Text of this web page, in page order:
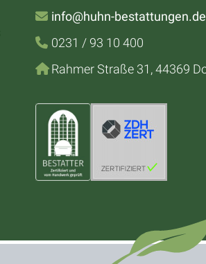
info@huhn-bestattungen.de
0231 / 93 10 400
Rahmer Straße 31, 44369